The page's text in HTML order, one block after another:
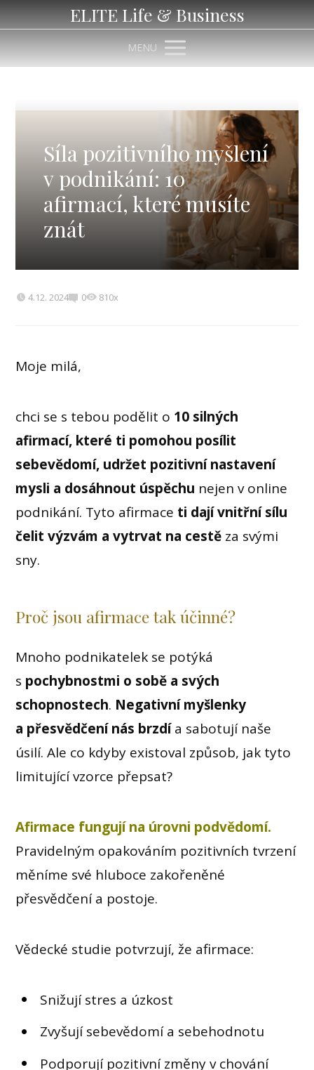
ELITE Life & Business
MENU
Síla pozitivního myšlení
v podnikání: 10
afirmací, které musíte
znát
4.12. 2024 0 810x
Moje milá,
chci se s tebou podělit o 10 silných
afirmací, které ti pomohou posílit
sebevědomí, udržet pozitivní nastavení
mysli a dosáhnout úspěchu nejen v online
podnikání. Tyto afirmace ti dají vnitřní sílu
čelit výzvám a vytrvat na cestě za svými
sny.
Proč jsou afirmace tak účinné?
Mnoho podnikatelek se potýká
s pochybnostmi o sobě a svých
schopnostech. Negativní myšlenky
a přesvědčení nás brzdía sabotují naše
úsilí. Ale co kdyby existoval způsob, jak tyto
limitující vzorce přepsat?
Afirmace fungují na úrovni podvědomí.
Pravidelným opakováním pozitivních tvrzení
měníme své hluboce zakořeněné
přesvědčení a postoje.
Vědecké studie potvrzují, že afirmace:
Snižují stres a úzkost
Zvyšují sebevědomí a sebehodnotu
Podporují pozitivní změny v chování